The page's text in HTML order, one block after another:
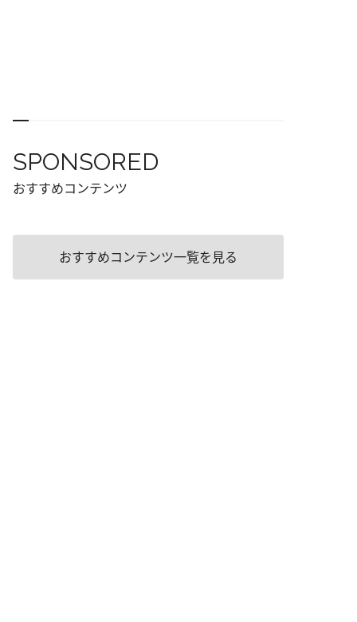
SPONSORED
おすすめコンテンツ
おすすめコンテンツ一覧を見る